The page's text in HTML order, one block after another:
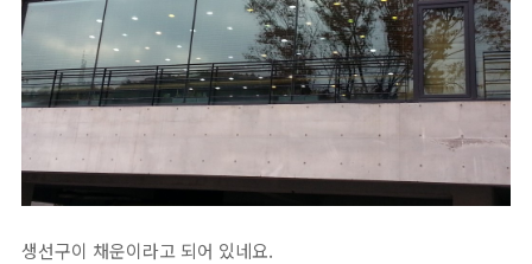
생선구이 채운이라고 되어 있네요.